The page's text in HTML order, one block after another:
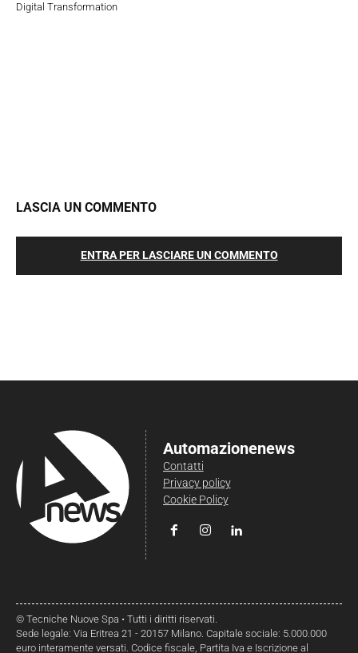
Digital Transformation
LASCIA UN COMMENTO
ENTRA PER LASCIARE UN COMMENTO
Automazionenews
Contatti
Privacy policy
Cookie Policy
© Tecniche Nuove Spa • Tutti i diritti riservati.
Sede legale: Via Eritrea 21 - 20157 Milano. Capitale sociale: 5.000.000
euro interamente versati. Codice fiscale, Partita Iva e Iscrizione al